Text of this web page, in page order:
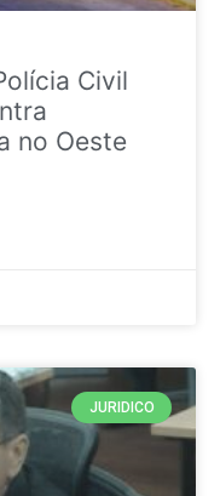
Civil
no Oeste
JURIDICO